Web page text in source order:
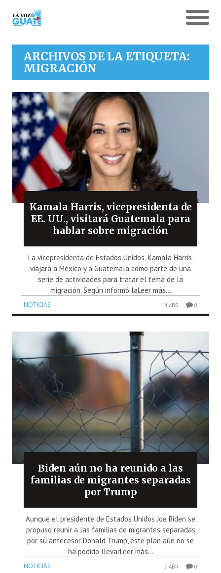
ARCHIVOS DE LA ETIQUETA:
MIGRACIÓN
Kamala Harris, vicepresidenta de
EE. UU., visitará Guatemala para
hablar sobre migración
La vicepresidenta de Estados Unidos, Kamala Harris,
viajará a México y a Guatemala como parte de una
serie de actividades para tratar el tema de la
migración. Según informó laLeer más...
NOTICIAS 14 ABR 0
Biden aún no ha reunido a las
familias de migrantes separadas
por Trump
Aunque el presidente de Estados Unidos Joe Biden se
propuso reunir a las familias de migrantes separadas
por su antecesor Donald Trump, este plan aún no se
ha podido llevarLeer más...
NOTICIAS 7 ABR 0